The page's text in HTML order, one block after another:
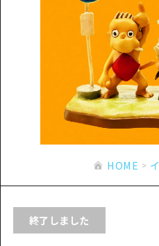
おすすめ
アート
イベント・
グルメ・酒
サイクリン
ショッピン
ナイトライフ
世界遺産
モデルコー
Dive!
広島もしも
あたらしい
広島市周辺
安芸
備後
スポット・体
スポット・
広島市周辺
安芸
備後
備北
宮島周辺
イベント
旬情報
お役立ち情報
アクセス
二次交通ま
HOME
HOME
終了しました